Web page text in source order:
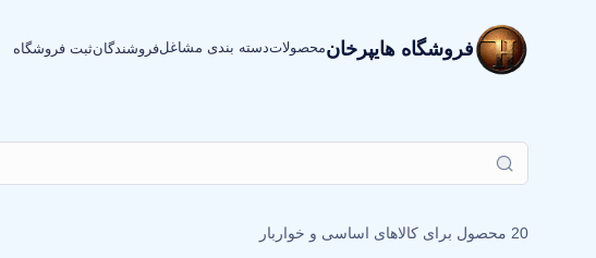
فروشگاه هایپرخانمحصولاتدسته بندی مشاغلفروشندگانثبت فروشگاه
20 محصول برای کالاهای اساسی و خواربار